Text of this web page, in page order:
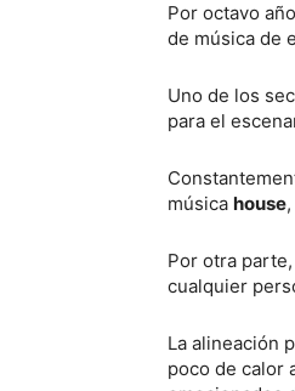
Por octavo
de música de
Uno de los
para el
música house,
Por otra
cualquier
La alineación
poco de calor